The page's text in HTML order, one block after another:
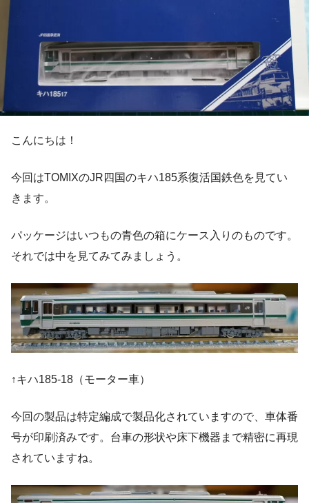
こんにちは！
今回はTOMIXのJR四国のキハ185系復活国鉄色を見てい
きます。
パッケージはいつもの青色の箱にケース入りのものです。
それでは中を見てみてみましょう。
↑キハ185-18（モーター車）
今回の製品は特定編成で製品化されていますので、車体番
号が印刷済みです。台車の形状や床下機器まで精密に再現
されていますね。